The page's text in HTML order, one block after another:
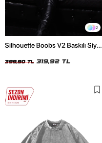
2
Silhouette Boobs V2 Baskılı Siyah
399,90 TL 319,92 TL